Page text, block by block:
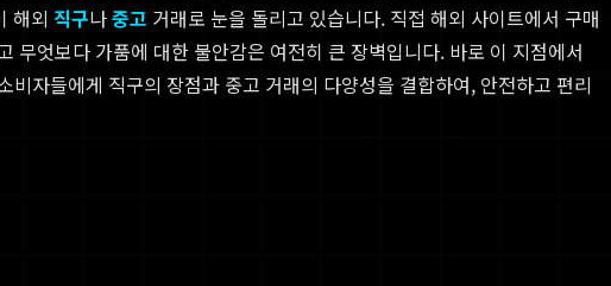
해외 직구나중고 거래로 눈을 돌리고 있습니다. 직접 해외 사이트에서 구매
엇보다 가품에 대한 불안감은 여전히 큰 장벽입니다. 바로 이 지점에서
비자들에게 직구의 장점과 중고 거래의 다양성을 결합하여, 안전하고 편리